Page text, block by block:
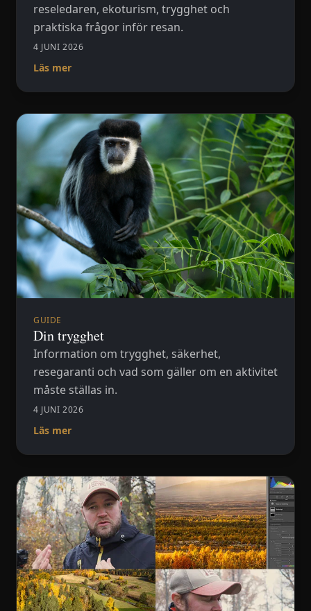
reseledaren, ekoturism, trygghet och
praktiska frågor inför resan.
4 JUNI 2026
Läs mer
GUIDE
Din trygghet
Information om trygghet, säkerhet,
resegaranti och vad som gäller om en aktivitet
måste ställas in.
4 JUNI 2026
Läs mer